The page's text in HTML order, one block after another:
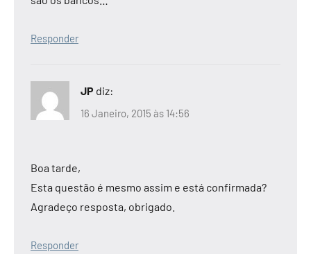
Responder
JP diz:
16 Janeiro, 2015 às 14:56
Boa tarde,
Esta questão é mesmo assim e está confirmada?
Agradeço resposta, obrigado.
Responder